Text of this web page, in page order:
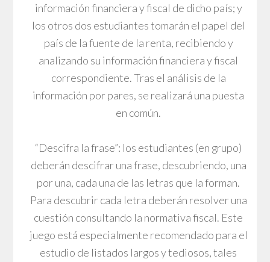
información financiera y fiscal de dicho país; y
los otros dos estudiantes tomarán el papel del
país de la fuente de la renta, recibiendo y
analizando su información financiera y fiscal
correspondiente. Tras el análisis de la
información por pares, se realizará una puesta
en común.
“Descifra la frase”: los estudiantes (en grupo)
deberán descifrar una frase, descubriendo, una
por una, cada una de las letras que la forman.
Para descubrir cada letra deberán resolver una
cuestión consultando la normativa fiscal. Este
juego está especialmente recomendado para el
estudio de listados largos y tediosos, tales